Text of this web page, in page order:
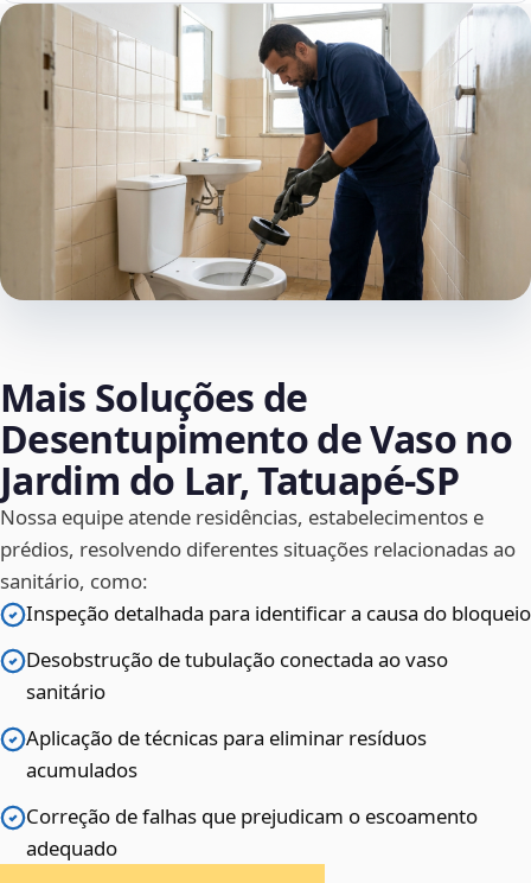
Mais Soluções de
Desentupimento de Vaso no
Jardim do Lar, Tatuapé‑SP
Nossa equipe atende residências, estabelecimentos e
prédios, resolvendo diferentes situações relacionadas ao
sanitário, como:
Inspeção detalhada para identificar a causa do bloqueio
Desobstrução de tubulação conectada ao vaso
sanitário
Aplicação de técnicas para eliminar resíduos
acumulados
Correção de falhas que prejudicam o escoamento
adequado